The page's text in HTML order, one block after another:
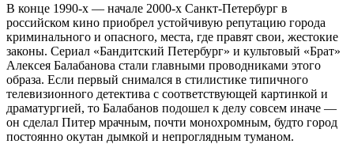
В конце 1990-х — начале 2000-х Санкт-Петербург в
российском кино приобрел устойчивую репутацию города
криминального и опасного, места, где правят свои, жестокие
законы. Сериал «Бандитский Петербург» и культовый «Брат»
Алексея Балабанова стали главными проводниками этого
образа. Если первый снимался в стилистике типичного
телевизионного детектива с соответствующей картинкой и
драматургией, то Балабанов подошел к делу совсем иначе —
он сделал Питер мрачным, почти монохромным, будто город
постоянно окутан дымкой и непроглядным туманом.